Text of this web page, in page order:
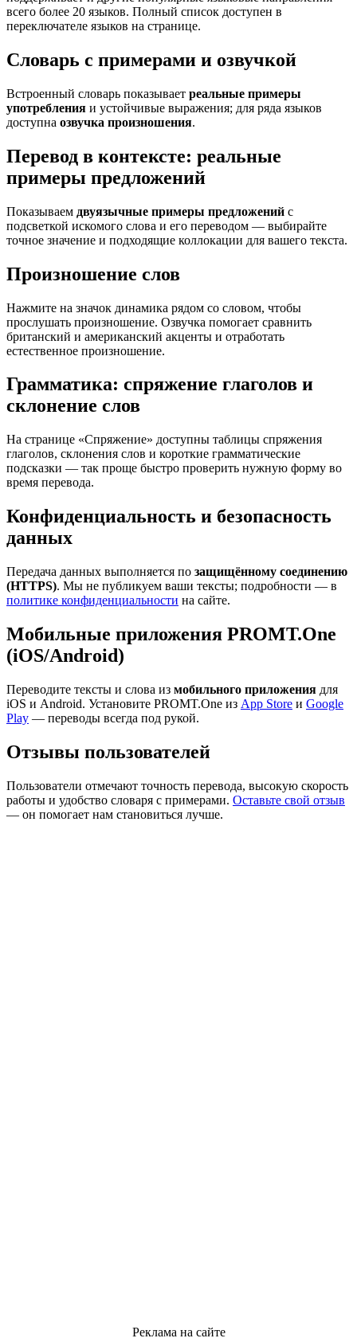
всего более 20 языков. Полный список доступен в
переключателе языков на странице.
Словарь с примерами и озвучкой
Встроенный словарь показывает реальные примеры
употребления и устойчивые выражения; для ряда языков
доступна озвучка произношения.
Перевод в контексте: реальные
примеры предложений
Показываем двуязычные примеры предложений с
подсветкой искомого слова и его переводом — выбирайте
точное значение и подходящие коллокации для вашего текста.
Произношение слов
Нажмите на значок динамика рядом со словом, чтобы
прослушать произношение. Озвучка помогает сравнить
британский и американский акценты и отработать
естественное произношение.
Грамматика: спряжение глаголов и
склонение слов
На странице «Спряжение» доступны таблицы спряжения
глаголов, склонения слов и короткие грамматические
подсказки — так проще быстро проверить нужную форму во
время перевода.
Конфиденциальность и безопасность
данных
Передача данных выполняется по защищённому соединению
(HTTPS). Мы не публикуем ваши тексты; подробности — в
политике конфиденциальности на сайте.
Мобильные приложения PROMT.One
(iOS/Android)
Переводите тексты и слова из мобильного приложения для
iOS и Android. Установите PROMT.One из App Store и Google
Play — переводы всегда под рукой.
Отзывы пользователей
Пользователи отмечают точность перевода, высокую скорость
работы и удобство словаря с примерами. Оставьте свой отзыв
— он помогает нам становиться лучше.
Реклама на сайте